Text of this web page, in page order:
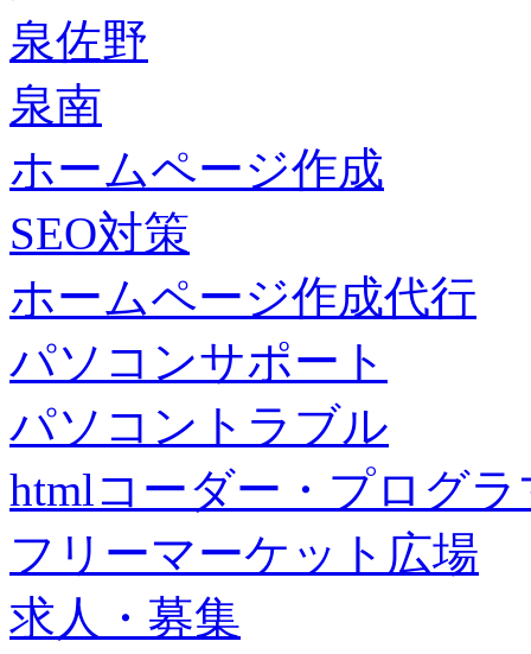
泉佐野
泉南
ホームページ作成
SEO対策
ホームページ作成代行
パソコンサポート
パソコントラブル
htmlコーダー・プログラ
フリーマーケット広場
求人・募集